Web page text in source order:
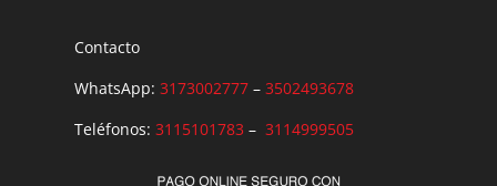
Contacto
WhatsApp:3173002777 –3502493678
Teléfonos:3115101783 –3114999505